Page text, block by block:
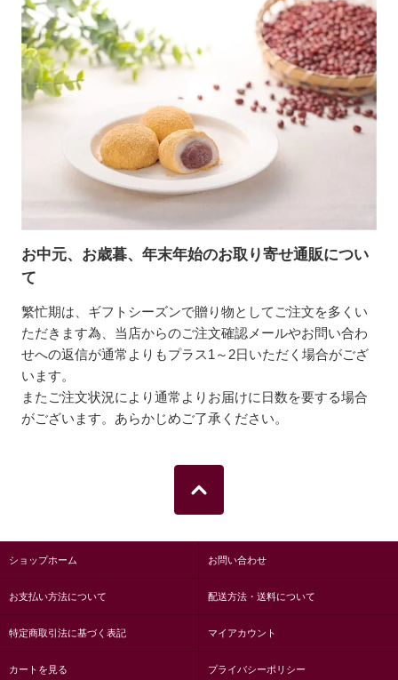
お中元、お歳暮、年末年始のお取り寄せ通販につい
て
繁忙期は、ギフトシーズンで贈り物としてご注文を多くい
ただきます為、当店からのご注文確認メールやお問い合わ
せへの返信が通常よりもプラス1～2日いただく場合がござ
います。
またご注文状況により通常よりお届けに日数を要する場合
がございます。あらかじめご了承ください。
ショップホーム お問い合わせ
お支払い方法について 配送方法・送料について
特定商取引法に基づく表記 マイアカウント
カートを見る プライバシーポリシー